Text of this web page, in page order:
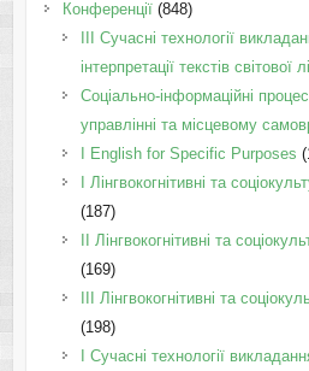
Конференції(848)
III Сучасні технології
інтерпретації текстів світової
Соціально-інформаційні
управлінні та місцевому
І English for Specific Purposes
I Лінгвокогнітивні та
(187)
IІ Лінгвокогнітивні та
(169)
IІI Лінгвокогнітивні та
(198)
I Cучасні технології